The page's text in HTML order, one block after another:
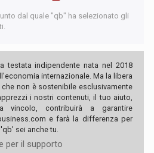
dal quale "qb" ha selezionato gli
testata indipendente nata nel 2018
internazionale. Ma la libera
non è sostenibile esclusivamente
i nostri contenuti, il tuo aiuto,
vincolo, contribuirà a garantire
e farà la differenza per
sei anche tu.
per il supporto